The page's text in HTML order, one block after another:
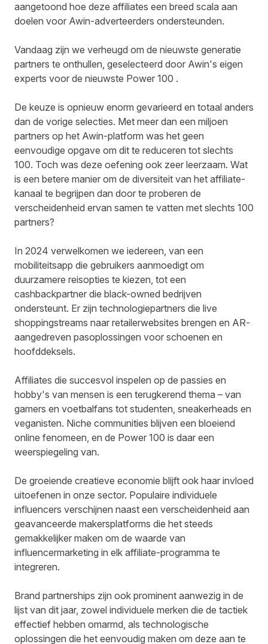
aangetoond hoe deze affiliates een breed scala aan
doelen voor Awin-adverteerders ondersteunden.
Vandaag zijn we verheugd om de nieuwste generatie
partners te onthullen, geselecteerd door Awin's eigen
experts voor de nieuwste Power 100 .
De keuze is opnieuw enorm gevarieerd en totaal anders
dan de vorige selecties. Met meer dan een miljoen
partners op het Awin-platform was het geen
eenvoudige opgave om dit te reduceren tot slechts
100. Toch was deze oefening ook zeer leerzaam. Wat
is een betere manier om de diversiteit van het affiliate-
kanaal te begrijpen dan door te proberen de
verscheidenheid ervan samen te vatten met slechts 100
partners?
In 2024 verwelkomen we iedereen, van een
mobiliteitsapp die gebruikers aanmoedigt om
duurzamere reisopties te kiezen, tot een
cashbackpartner die black-owned bedrijven
ondersteunt. Er zijn technologiepartners die live
shoppingstreams naar retailerwebsites brengen en AR-
aangedreven pasoplossingen voor schoenen en
hoofddeksels.
Affiliates die succesvol inspelen op de passies en
hobby's van mensen is een terugkerend thema – van
gamers en voetbalfans tot studenten, sneakerheads en
veganisten. Niche communities blijven een bloeiend
online fenomeen, en de Power 100 is daar een
weerspiegeling van.
De groeiende creatieve economie blijft ook haar invloed
uitoefenen in onze sector. Populaire individuele
influencers verschijnen naast een verscheidenheid aan
geavanceerde makersplatforms die het steeds
gemakkelijker maken om de waarde van
influencermarketing in elk affiliate-programma te
integreren.
Brand partnerships zijn ook prominent aanwezig in de
lijst van dit jaar, zowel individuele merken die de tactiek
effectief hebben omarmd, als technologische
oplossingen die het eenvoudig maken om deze aan te